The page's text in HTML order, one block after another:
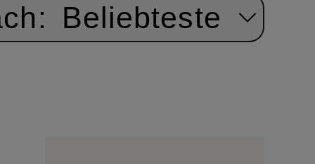
Beliebteste